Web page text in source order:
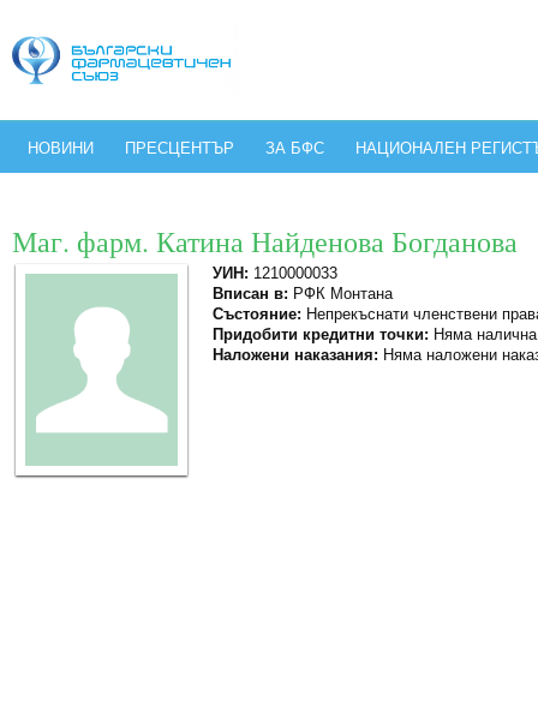
НОВИНИ ПРЕСЦЕНТЪР ЗА БФС НАЦИОНАЛЕН
Маг. фарм. Катина Найденова Богданова
УИН: 1210000033
Вписан в: РФК Монтана
Състояние: Непрекъснати членствени
Придобити кредитни точки: Няма
Наложени наказания: Няма наложени